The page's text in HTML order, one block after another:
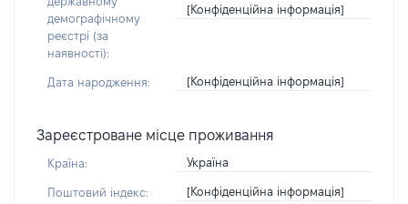
демографічному
реєстрі (за
наявності):
[Конфіденційна інформація]
Дата народження: [Конфіденційна інформація]
Зареєстроване місце проживання
Країна: Україна
Поштовий індекс: [Конфіденційна інформація]